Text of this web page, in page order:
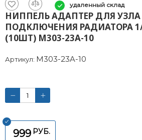
удаленный склад
НИППЕЛЬ АДАПТЕР ДЛЯ
ПОДКЛЮЧЕНИЯ РАДИАТОРА 1/
(10ШТ) M303-23A-10
Артикул: M303-23A-10
999 РУБ.